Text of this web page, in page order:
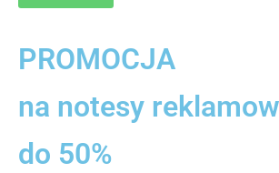
PROMOCJA
na notesy
do 50%